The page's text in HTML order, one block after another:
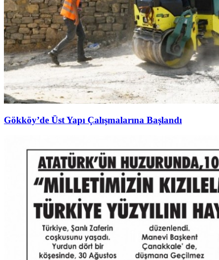
Gökköy’de Üst Yapı Çalışmalarına Başlandı